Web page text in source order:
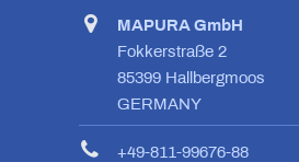
MAPURA GmbH
Fokkerstraße 2
85399 Hallbergmoos
GERMANY
+49-811-99676-88